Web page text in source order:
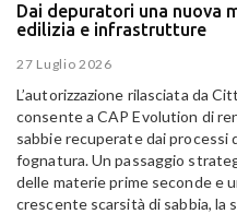
Dai depuratori una nuova
edilizia e infrastrutture
27 Luglio 2026
L’autorizzazione rilasciata da
consente a CAP Evolution di
sabbie recuperate dai processi
fognatura. Un passaggio
delle materie prime seconde e
crescente scarsità di sabbia, la